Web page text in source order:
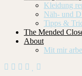
Kleidung
Näh- und
Tipps &
The Mended
About
Mit mir